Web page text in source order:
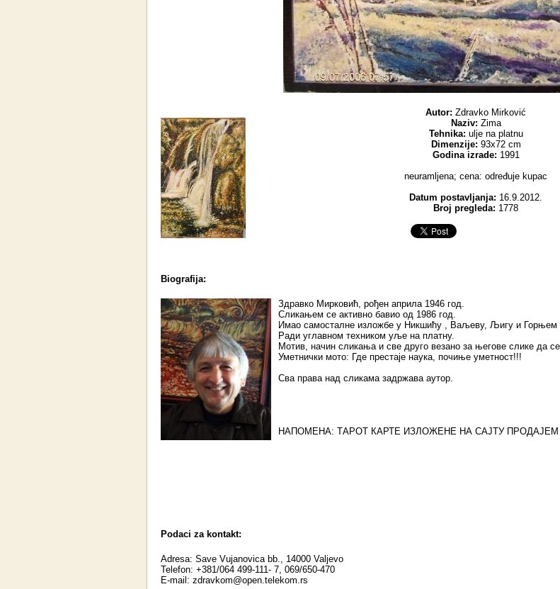
Autor: Zdravko Mirković
Naziv: Zima
Tehnika: ulje na platnu
Dimenzije: 93x72 cm
Godina izrade: 1991
neuramljena; cena: određuje kupac
Datum postavljanja: 16.9.2012.
Broj pregleda: 1778
Biografija:
Здравко Мирковић, рођен априла 1946 год.
Сликањем се активно бавио од 1986 год.
Имао самосталне изложбе у Никшићу , Ваљеву, Љигу и Горњем
Ради углавном техником уље на платну.
Мотив, начин сликања и све друго везано за његове слике да
Уметнички мото: Где престаје наука, почиње уметност!!!
Сва права над сликама задржава аутор.
НАПОМЕНА: ТAРOT КАРТЕ ИЗЛОЖЕНЕ НА САЈТУ ПРОДАЈЕМ
Podaci za kontakt:
Adresa: Save Vujanovica bb., 14000 Valjevo
Telefon: +381/064 499-111- 7, 069/650-470
E-mail: zdravkom@open.telekom.rs